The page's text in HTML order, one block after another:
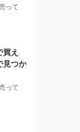
って
え
見つか
って